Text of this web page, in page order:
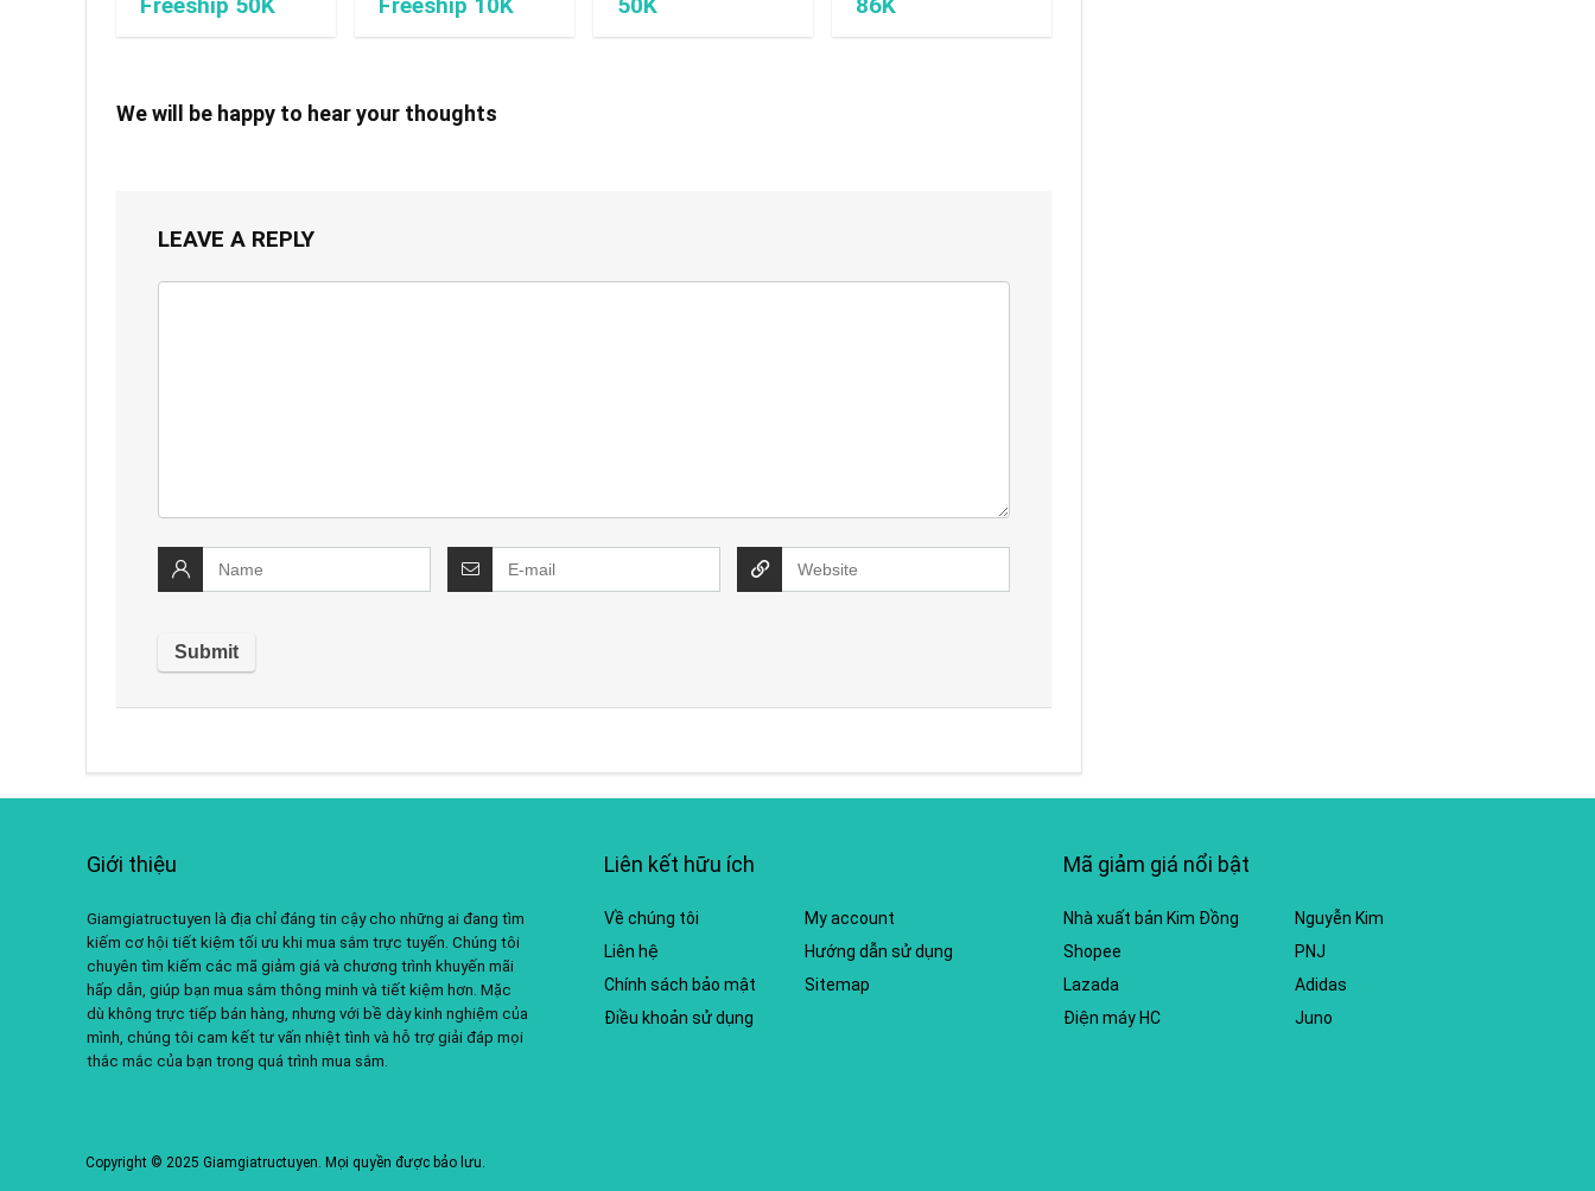
We will be happy to hear your thoughts
LEAVE A REPLY
Giới thiệu
Giamgiatructuyen là địa chỉ đáng tin cậy cho những ai đang tìm
kiếm cơ hội tiết kiệm tối ưu khi mua sắm trực tuyến. Chúng tôi
chuyên tìm kiếm các mã giảm giá và chương trình khuyến mãi
hấp dẫn, giúp bạn mua sắm thông minh và tiết kiệm hơn. Mặc
dù không trực tiếp bán hàng, nhưng với bề dày kinh nghiệm của
mình, chúng tôi cam kết tư vấn nhiệt tình và hỗ trợ giải đáp mọi
thắc mắc của bạn trong quá trình mua sắm.
Liên kết hữu ích
Về chúng tôi
Liên hệ
Chính sách bảo mật
Điều khoản sử dụng
My account
Hướng dẫn sử dụng
Sitemap
Mã giảm giá nổi bật
Nhà xuất bản Kim Đồng
Shopee
Lazada
Điện máy HC
Nguyễn Kim
PNJ
Adidas
Juno
Copyright © 2025 Giamgiatructuyen. Mọi quyền được bảo lưu.